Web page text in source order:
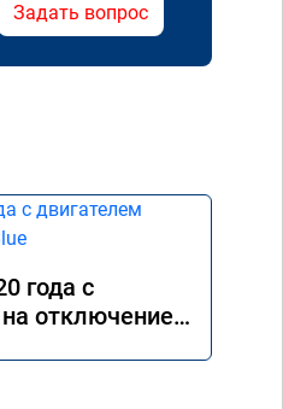
Задать вопрос
года с
отключение